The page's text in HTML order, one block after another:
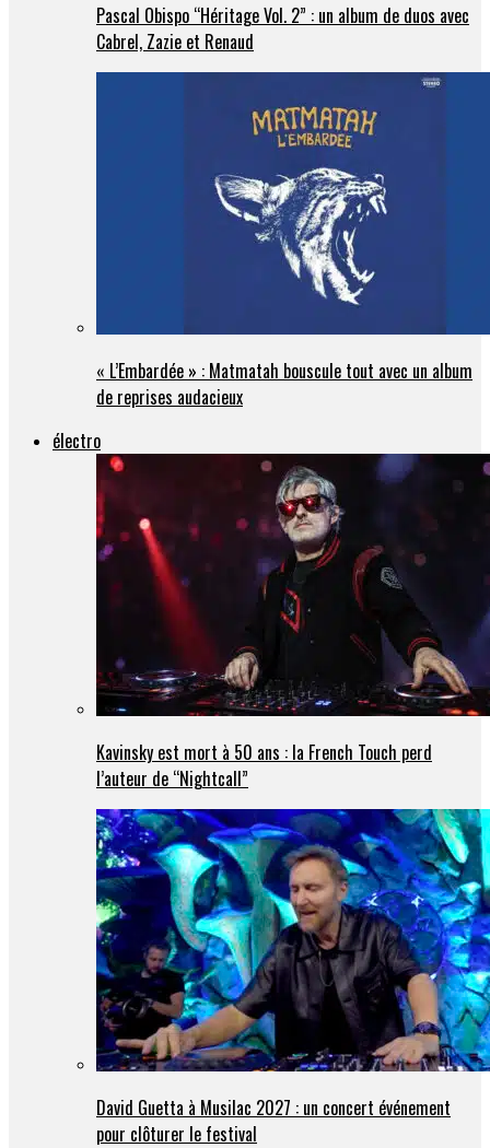
Pascal Obispo “Héritage Vol. 2” : un album de duos avec
Cabrel, Zazie et Renaud
« L’Embardée » : Matmatah bouscule tout avec un album
de reprises audacieux
électro
Kavinsky est mort à 50 ans : la French Touch perd
l’auteur de “Nightcall”
David Guetta à Musilac 2027 : un concert événement
pour clôturer le festival